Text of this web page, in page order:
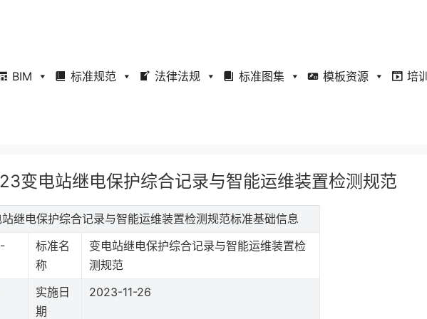
BIM 标准规范 法律法规 标准图集 模板资源 培
变电站继电保护综合记录与智能运维装置检测规范
继电保护综合记录与智能运维装置检测规范标准基础信息
标准名
称
变电站继电保护综合记录与智能运维装置检
测规范
实施日
期
2023-11-26